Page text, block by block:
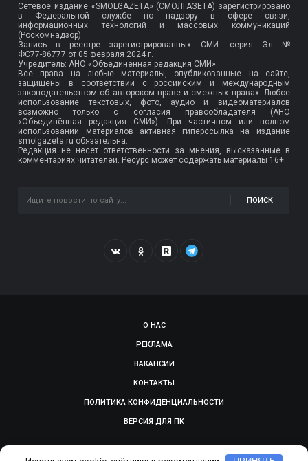
Сетевое издание «SMOLGAZETA» (СМОЛГАЗЕТА) зарегистрировано
в Федеральной службе по надзору в сфере связи,
информационных технологий и массовых коммуникаций
(Роскомнадзор).
Запись в реестре зарегистрированных СМИ: серия Эл №
ФС77-86777 от 05 февраля 2024 г.
Учредитель: АНО «Объединенная редакция СМИ».
Все права на любые материалы, опубликованные на сайте,
защищены в соответствии с российским и международным
законодательством об авторском праве и смежных правах. Любое
использование текстовых, фото, аудио и видеоматериалов
возможно только с согласия правообладателя (АНО
«Объединённая редакция СМИ»). При частичном или полном
использовании материалов активная гиперссылка на издание
smolgazeta.ru обязательна.
Редакция не несет ответственности за мнения, высказанные в
комментариях читателей. Ресурс может содержать материалы 16+.
ПОИСК
О НАС
РЕКЛАМА
ВАКАНСИИ
КОНТАКТЫ
ПОЛИТИКА КОНФИДЕНЦИАЛЬНОСТИ
ВЕРСИЯ ДЛЯ ПК
© 2009-2026, SMOLGAZETA.RU. СДЕЛАНО ВADEPTUM